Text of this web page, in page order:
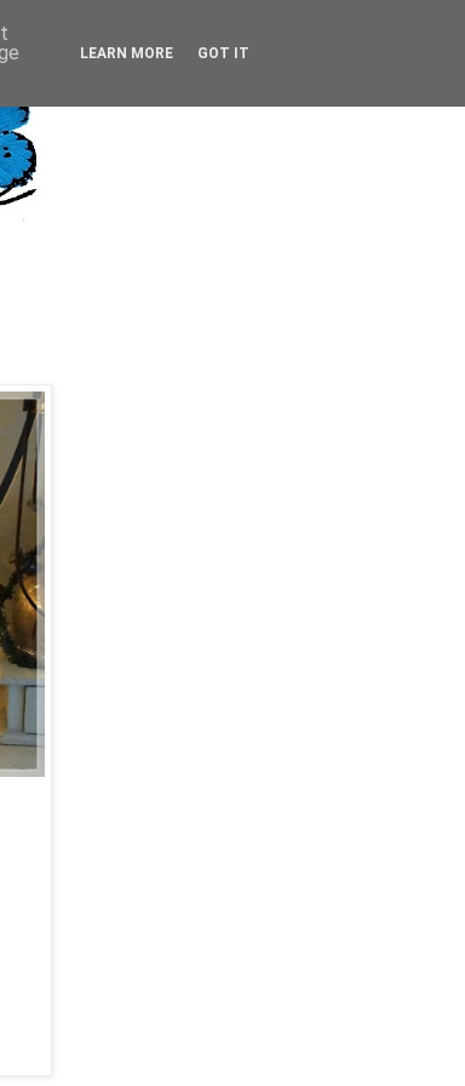
LEARN MORE GOT IT